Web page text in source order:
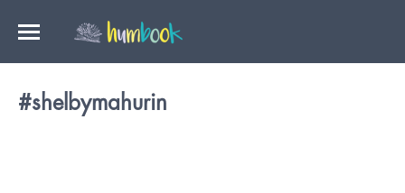
#shelbymahurin